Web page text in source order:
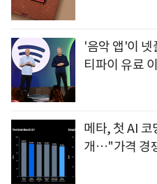
'음악 앱'이
티파이 유료
메타, 첫 AI
개…"가격 경